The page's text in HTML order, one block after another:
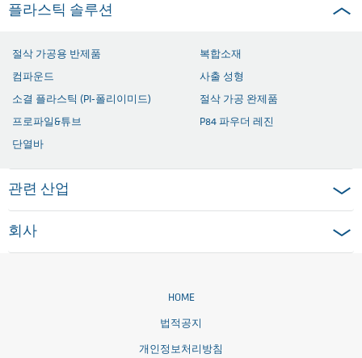
플라스틱 솔루션
절삭 가공용 반제품
컴파운드
소결 플라스틱 (PI-폴리이미드)
프로파일&튜브
복합소재
사출 성형
절삭 가공 완제품
P84 파우더 레진
단열바
관련 산업
회사
HOME
법적공지
개인정보처리방침